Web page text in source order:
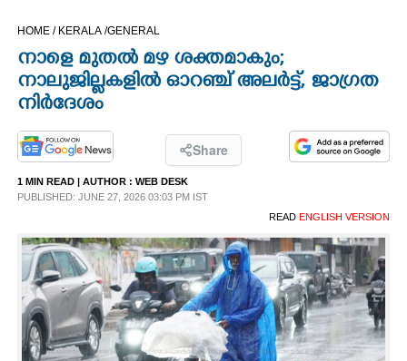
CINEMA
OPINION
PHOTOS
LIFESTYLE
SPIRITUAL
INFO+
ART
HOME / KERALA /GENERAL
നാളെ മുതൽ മഴ ശക്തമാകും;
നാലുജില്ലകളിൽ ഓറഞ്ച് അലർട്ട്, ജാഗ്രത
നിർദേശം
Share
1 MIN READ | AUTHOR : WEB DESK
PUBLISHED: JUNE 27, 2026 03:03 PM IST
READ ENGLISH VERSION